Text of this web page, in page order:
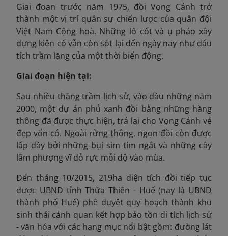
Giai đoạn trước năm 1975, đồi Vọng Cảnh trở
thành một vị trí quân sự chiến lược của quân đội
Việt Nam Cộng hoà. Những lô cốt và ụ pháo xây
dựng kiên cố vẫn còn sót lại đến ngày nay như dấu
tích trầm lặng của một thời biến động.
Giai đoạn hiện tại:
Sau nhiều thăng trầm lịch sử, vào đầu những năm
2000, một dự án phủ xanh đồi bằng những hàng
thông đã được thực hiện, trả lại cho Vọng Cảnh vẻ
đẹp vốn có. Ngoài rừng thông, ngọn đồi còn được
lấp đầy bởi những bụi sim tím ngắt và những cây
lâm phượng vĩ đỏ rực mỗi độ vào mùa.
Đến tháng 10/2015, 219ha diện tích đồi tiếp tục
được UBND tỉnh Thừa Thiên - Huế (nay là UBND
thành phố Huế) phê duyệt quy hoạch thành khu
sinh thái cảnh quan kết hợp bảo tồn di tích lịch sử
- văn hóa với các hạng mục nổi bật gồm: đường lát